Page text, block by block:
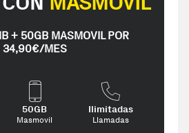
+ 50GB MASMOVIL POR
34,90€/MES
50GB
Masmovil
Ilimitadas
Llamadas